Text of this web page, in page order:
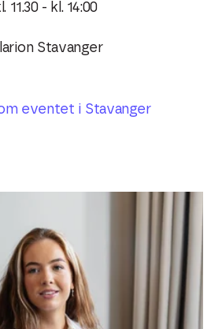
11.30 - kl. 14:00
Stavanger
eventet i Stavanger